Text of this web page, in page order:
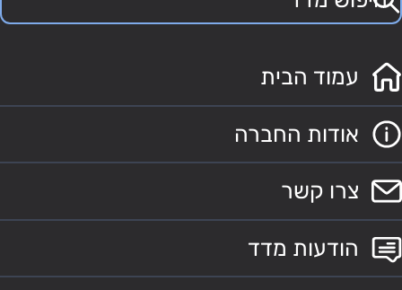
עמוד הבית
אודות החברה
צרו קשר
הודעות מדד